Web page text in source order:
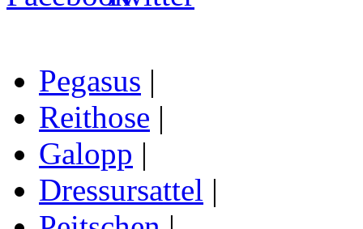
Pegasus |
Reithose |
Galopp |
Dressursattel |